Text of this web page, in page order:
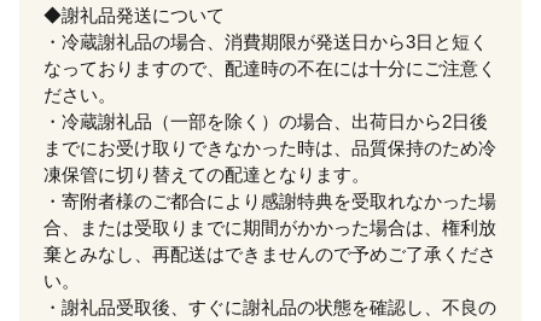
◆謝礼品発送について
・冷蔵謝礼品の場合、消費期限が発送日から3日と短く
なっておりますので、配達時の不在には十分にご注意く
ださい。
・冷蔵謝礼品（一部を除く）の場合、出荷日から2日後
までにお受け取りできなかった時は、品質保持のため冷
凍保管に切り替えての配達となります。
・寄附者様のご都合により感謝特典を受取れなかった場
合、または受取りまでに期間がかかった場合は、権利放
棄とみなし、再配送はできませんので予めご了承くださ
い。
・謝礼品受取後、すぐに謝礼品の状態を確認し、不良の